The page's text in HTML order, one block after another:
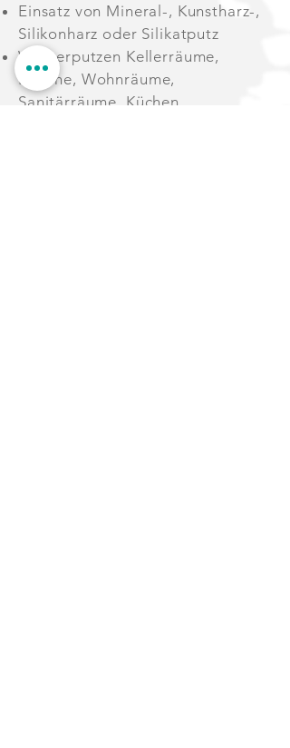
Einsatz von Mineral-, Kunstharz-,
Silikonharz oder Silikatputz
Wir verputzen Kellerräume,
Kamine, Wohnräume,
Sanitärräume, Küchen,